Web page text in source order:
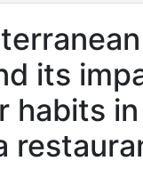
its
habits in